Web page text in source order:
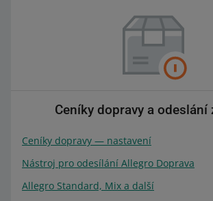
Ceníky dopravy a odeslání
Ceníky dopravy — nastavení
Nástroj pro odesílání Allegro Doprava
Allegro Standard, Mix a další